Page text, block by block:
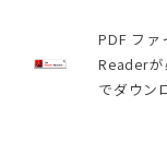
PDF フ
Reader
でダウン